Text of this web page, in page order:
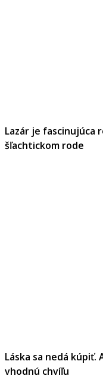
Lazár je fascinujúca
šľachtickom rode
Láska sa nedá
vhodnú chvíľu